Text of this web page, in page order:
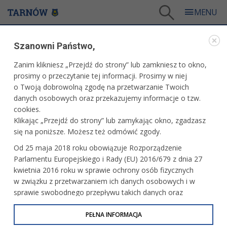
Tarnowskie Forum Organizacji Pozarządowych
WSPÓŁPRACA Z NGO
TARNOWSKIE FORUM ORGANIZACJI
POZARZĄDOWYCH
Celem działania Tarnowskiego Forum Organizacji
Pozarządowych jest współpraca organizacji
pozarządowych prowadzących działalność na terenie
Tarnowa z Prezydentem Miasta Tarnowa na rzecz
rozwoju Miasta oraz zaspokajania potrzeb jego
mieszkańców w zakresie działalności społecznie
użytecznej.
Głównym zadaniem Forum jest umożliwienie
Szanowni Państwo,
Zanim klikniesz „Przejdź do strony” lub zamkniesz to okno,
prosimy o przeczytanie tej informacji. Prosimy w niej
o Twoją dobrowolną zgodę na przetwarzanie Twoich
danych osobowych oraz przekazujemy informacje o tzw.
cookies.
Klikając „Przejdź do strony” lub zamykając okno, zgadzasz
się na poniższe. Możesz też odmówić zgody.
Od 25 maja 2018 roku obowiązuje Rozporządzenie
Parlamentu Europejskiego i Rady (EU) 2016/679 z dnia 27
kwietnia 2016 roku w sprawie ochrony osób fizycznych
w związku z przetwarzaniem ich danych osobowych i w
sprawie swobodnego przepływu takich danych oraz
uchylenia dyrektywy 95/46/WE (określane jako RODO, GDPR
lub Ogólne Rozporządzenie o Ochronie Danych
PEŁNA INFORMACJA